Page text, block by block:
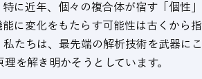
に近年、個々の複合体が宿す「個性」
に変化をもたらす可能性は古くから指
たちは、最先端の解析技術を武器にこ
を解き明かそうとしています。